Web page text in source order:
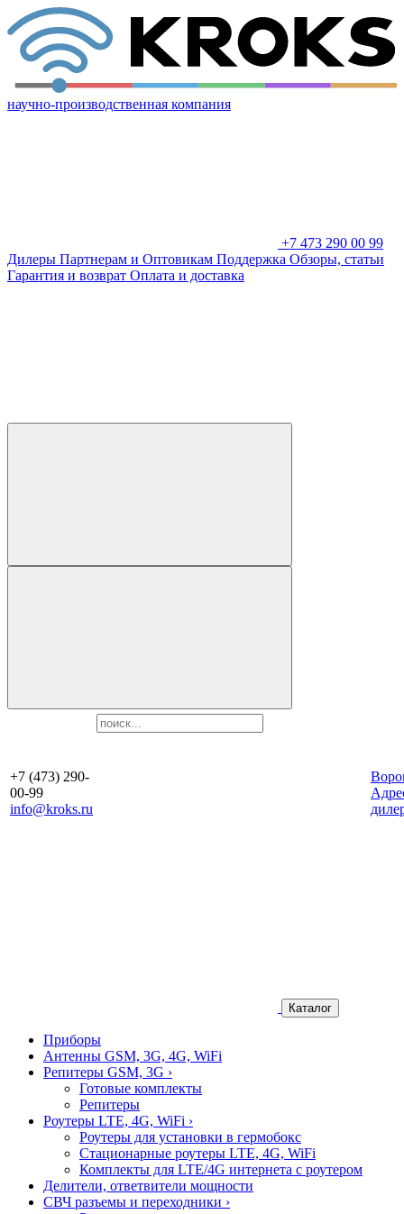
научно-производственная компания
+7 473 290 00 99
Дилеры Партнерам и Оптовикам Поддержка Обзоры, статьи
Гарантия и возврат Оплата и доставка
+7 (473) 290-
00-99
info@kroks.ru
Каталог
Приборы
Антенны GSM, 3G, 4G, WiFi
Репитеры GSM, 3G ›
Готовые комплекты
Репитеры
Роутеры LTE, 4G, WiFi ›
Роутеры для установки в гермобокс
Стационарные роутеры LTE, 4G, WiFi
Комплекты для LTE/4G интернета с роутером
Делители, ответвители мощности
СВЧ разъемы и переходники ›